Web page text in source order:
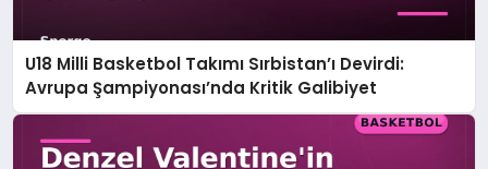
U18 Milli Basketbol Takımı Sırbistan’ı Devirdi:
Avrupa Şampiyonası’nda Kritik Galibiyet